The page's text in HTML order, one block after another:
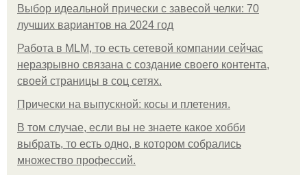
Выбор идеальной прически с завесой челки: 70
лучших вариантов на 2024 год
Работа в MLM, то есть сетевой компании сейчас
неразрывно связана с создание своего контента,
своей страницы в соц сетях.
Прически на выпускной: косы и плетения.
В том случае, если вы не знаете какое хобби
выбрать, то есть одно, в котором собрались
множество профессий.